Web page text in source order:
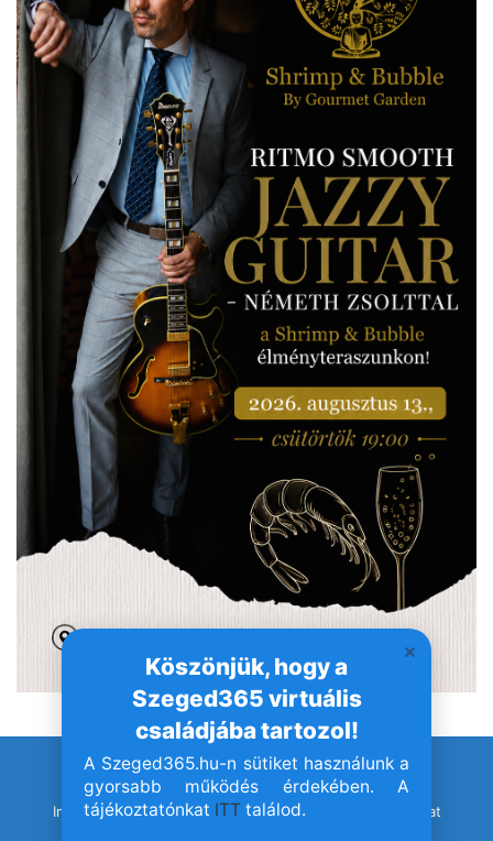
Köszönjük, hogy a
Szeged365 virtuális
családjába tartozol!
A Szeged365.hu-n sütiket használunk a
gyorsabb működés érdekében. A
tájékoztatónkat ITT találod.
© Szeged365.hu I Minden jog fenntartva!
Impresszum
Adatvédelem Jogvédelem Médiaajánlat